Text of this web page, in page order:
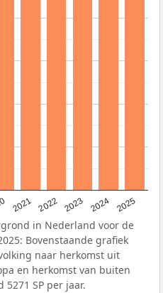
2021 2022 2023 2024 2025
in Nederland voor de
Bovenstaande grafiek
naar herkomst uit
en herkomst van buiten
SP per jaar.